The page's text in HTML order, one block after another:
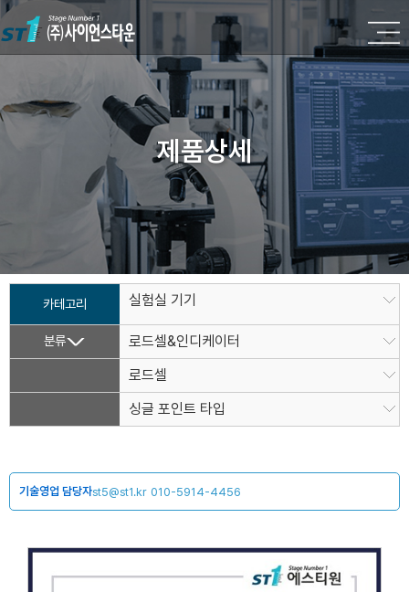
제품상세
카테고리 실험실 기기
분류
로드셀&인디케이터
로드셀
싱글 포인트 타입
기술영업 담당자st5@st1.kr 010-5914-4456